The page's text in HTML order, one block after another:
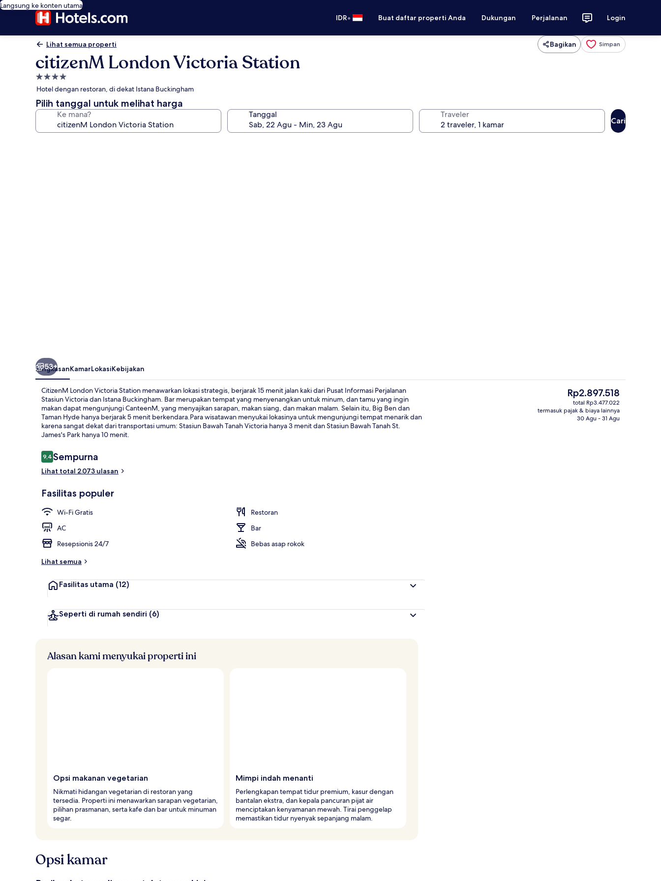
Langsung ke konten utama
IDR• Buat daftar properti Anda Dukungan Perjalanan Login
Lihat semua properti Bagikan Simpan
citizenM London Victoria Station
Properti
bintang
4.0
Hotel dengan restoran, di dekat Istana Buckingham
Pilih tanggal untuk melihat harga
Ke mana? Tanggal Traveler
Cari
Eksterior Interior
53+
RingkasanKamarLokasiKebijakan
CitizenM London Victoria Station menawarkan lokasi strategis, berjarak 15 menit jalan kaki dari Pusat Informasi Perjalanan
Stasiun Victoria dan Istana Buckingham. Bar merupakan tempat yang menyenangkan untuk minum, dan tamu yang ingin
makan dapat mengunjungi CanteenM, yang menyajikan sarapan, makan siang, dan makan malam. Selain itu, Big Ben dan
Taman Hyde hanya berjarak 5 menit berkendara.Para wisatawan menyukai lokasinya untuk mengunjungi tempat menarik dan
karena sangat dekat dari transportasi umum: Stasiun Bawah Tanah Victoria hanya 3 menit dan Stasiun Bawah Tanah St.
James's Park hanya 10 menit.
Ulasan
9,49,4 dari 10
Sempurna
Lihat total 2.073 ulasan
Fasilitas populer
Wi-Fi Gratis
Restoran
AC
Bar
Resepsionis 24/7
Bebas asap rokok
Lihat semua
Fasilitas utama (12)
Seperti di rumah sendiri (6)
Harga
saat
ini
Rp2.897.518
Rp2.897.518
total Rp3.477.022
termasuk pajak & biaya lainnya
30 Agu - 31 Agu
Alasan kami menyukai properti ini
Opsi makanan vegetarian
Nikmati hidangan vegetarian di restoran yang
tersedia. Properti ini menawarkan sarapan vegetarian,
pilihan prasmanan, serta kafe dan bar untuk minuman
segar.
Mimpi indah menanti
Perlengkapan tempat tidur premium, kasur dengan
bantalan ekstra, dan kepala pancuran pijat air
menciptakan kenyamanan mewah. Tirai penggelap
memastikan tidur nyenyak sepanjang malam.
Opsi kamar